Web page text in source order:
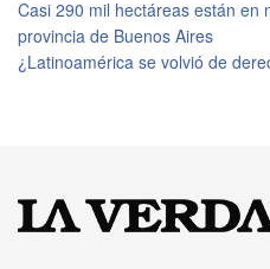
Casi 290 mil hectáreas están en
provincia de Buenos Aires
¿Latinoamérica se volvió de